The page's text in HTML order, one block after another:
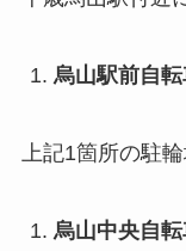
烏山駅前自
上記1箇所の駐
烏山中央自